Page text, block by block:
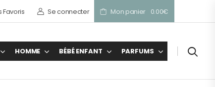
Favoris Se connecter Mon panier 0.00€
HOMME BÉBÉ ENFANT PARFUMS